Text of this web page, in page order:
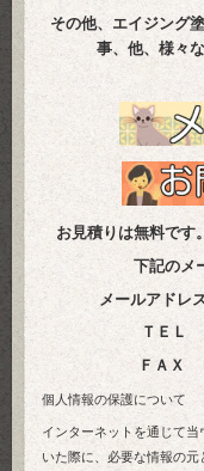
その他、エイジング
事、他、 様々
お見積りは無料です
下記のメ
メールアドレ
ＴＥＬ
ＦＡＸ
個人情報の保護について
インターネットを通じて
いた際に、必要な情報の元